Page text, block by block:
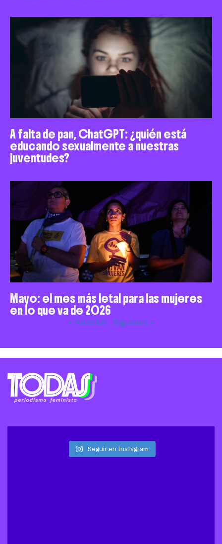
A falta de pan, ChatGPT: ¿quién está
educando sexualmente a nuestras
juventudes?
Mayo: el mes más letal para las mujeres
en lo que va de 2026
« Anterior Siguiente »
Seguir en Instagram